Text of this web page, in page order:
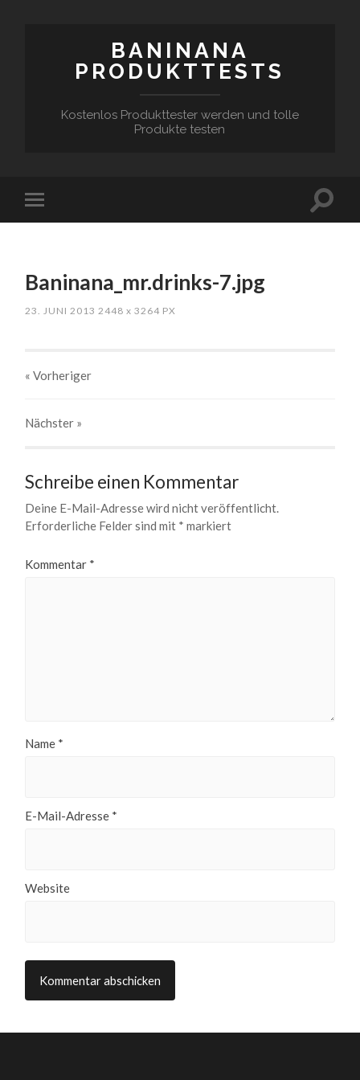
BANINANA
PRODUKTTESTS
Kostenlos Produkttester werden und tolle
Produkte testen
Baninana_mr.drinks-7.jpg
23. JUNI 2013 2448x 3264 PX
« Vorheriger
Nächster »
Schreibe einen Kommentar
Deine E-Mail-Adresse wird nicht veröffentlicht.
Erforderliche Felder sind mit * markiert
Kommentar *
Name *
E-Mail-Adresse *
Website